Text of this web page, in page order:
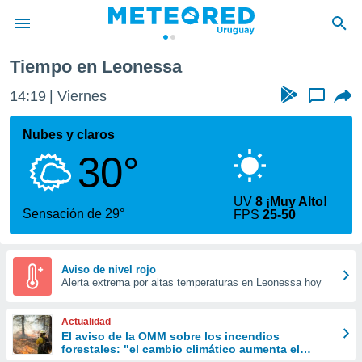
de
ha
calidad.
a este
las
y
forma
digital
basada
Tiempo en Leonessa
14:19 Viernes ...
Nubes y claros
30°
Sensación de 29°
UV8 ¡Muy Alto!
FPS25-50
Aviso de nivel rojo
Alerta extrema por altas temperaturas en Leonessa hoy
Actualidad
El aviso de la OMM sobre los incendios
forestales: "el cambio climático aumenta el